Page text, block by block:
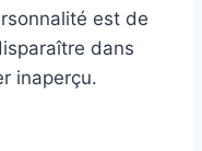
est de
dans
inaperçu.